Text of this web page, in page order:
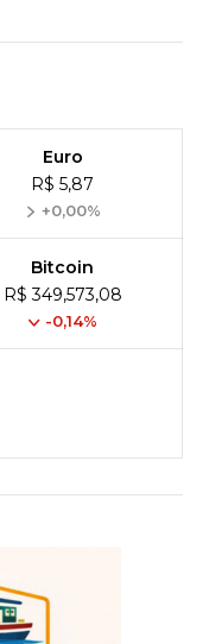
Euro
R$ 5,87
+0,00%
Bitcoin
R$ 349,573,08
-0,14%